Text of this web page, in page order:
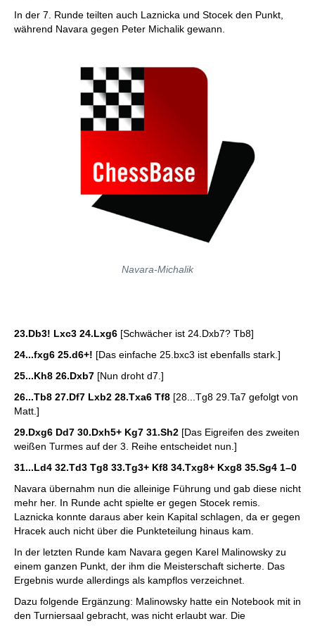
In der 7. Runde teilten auch Laznicka und Stocek den Punkt,
während Navara gegen Peter Michalik gewann.
Navara-Michalik
23.Db3! Lxc3 24.Lxg6 [Schwächer ist 24.Dxb7? Tb8]
24...fxg6 25.d6+! [Das einfache 25.bxc3 ist ebenfalls stark.]
25...Kh8 26.Dxb7 [Nun droht d7.]
26...Tb8 27.Df7 Lxb2 28.Txa6 Tf8 [28...Tg8 29.Ta7 gefolgt von
Matt.]
29.Dxg6 Dd7 30.Dxh5+ Kg7 31.Sh2 [Das Eigreifen des zweiten
weißen Turmes auf der 3. Reihe entscheidet nun.]
31...Ld4 32.Td3 Tg8 33.Tg3+ Kf8 34.Txg8+ Kxg8 35.Sg4 1–0
Navara übernahm nun die alleinige Führung und gab diese nicht
mehr her. In Runde acht spielte er gegen Stocek remis.
Laznicka konnte daraus aber kein Kapital schlagen, da er gegen
Hracek auch nicht über die Punkteteilung hinaus kam.
In der letzten Runde kam Navara gegen Karel Malinowsky zu
einem ganzen Punkt, der ihm die Meisterschaft sicherte. Das
Ergebnis wurde allerdings als kampflos verzeichnet.
Dazu folgende Ergänzung: Malinowsky hatte ein Notebook mit in
den Turniersaal gebracht, was nicht erlaubt war. Die